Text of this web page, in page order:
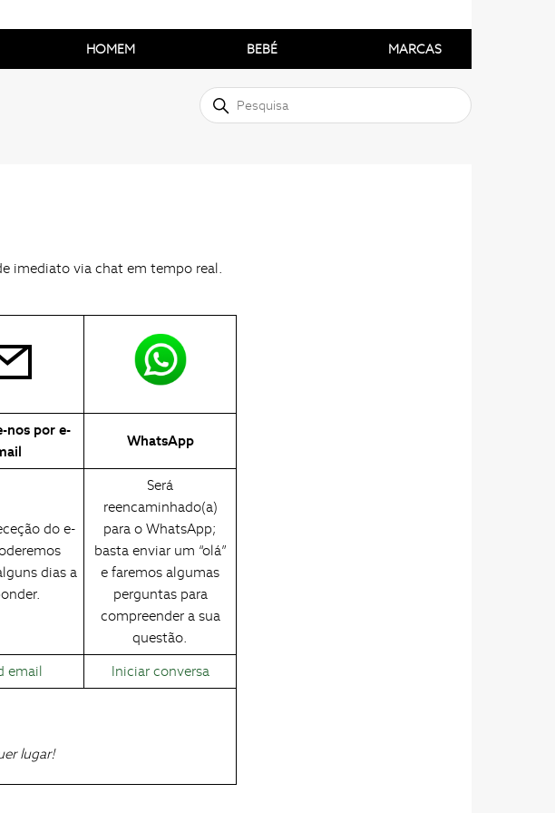
HOMEM BEBÉ MARCAS
imediato via chat em tempo real.
nos por e-
WhatsApp
do e-
dias a
Será
reencaminhado(a)
para o WhatsApp;
basta enviar um “olá”
e faremos algumas
perguntas para
compreender a sua
questão.
email Iniciar conversa
lugar!